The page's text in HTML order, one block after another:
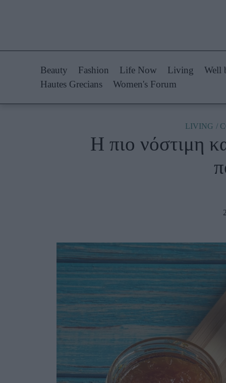
Styling Tips
Fashion News
Woman Power
Success
Αφιερώματα ΒΟΞ
Hautes Grecians Γάμος
Beauty Fashion Life Now Living Well
Hautes Grecians
Women's Forum
LIVING
Η πιο νόστιμη